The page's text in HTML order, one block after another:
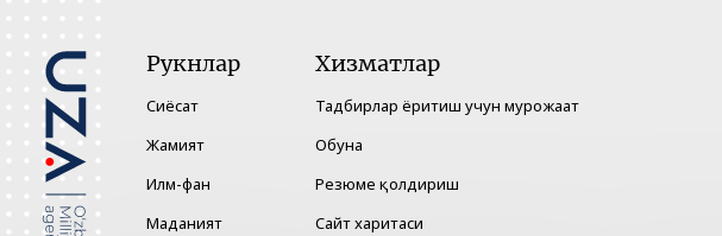
Рукнлар
Сиёсат
Жамият
Илм-фан
Маданият
Хизматлар
Тадбирлар ёритиш учун мурожаат
Обуна
Резюме қолдириш
Сайт харитаси